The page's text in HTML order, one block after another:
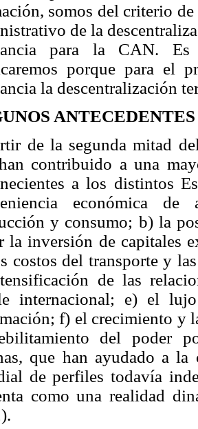
somos del criterio
de la
para la CAN.
porque para el
la descentralización
ANTECEDENTES
de la segunda mitad
contribuido a una
a los distintos
económica de
y consumo; b) la
la inversión de capitales
costos del transporte y
de las
internacional; e) el
f) el crecimiento y
del poder
que han ayudado a la
de perfiles todavía
como una realidad